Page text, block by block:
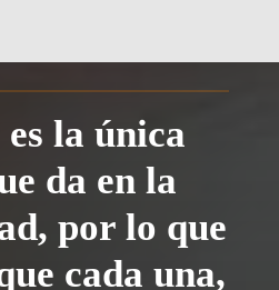
la única
da en la
por lo que
cada una,